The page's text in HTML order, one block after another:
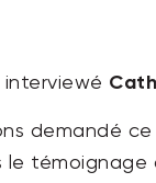
interviewé
demandé
le